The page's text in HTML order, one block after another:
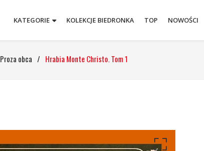
KATEGORIE KOLEKCJE BIEDRONKA TOP NOWOŚCI
Proza obca / Hrabia Monte Christo. Tom 1